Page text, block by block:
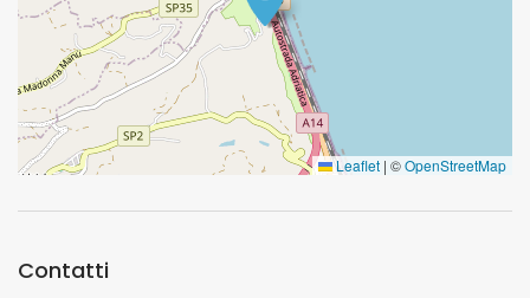
Leaflet | ©OpenStreetMap
Contatti